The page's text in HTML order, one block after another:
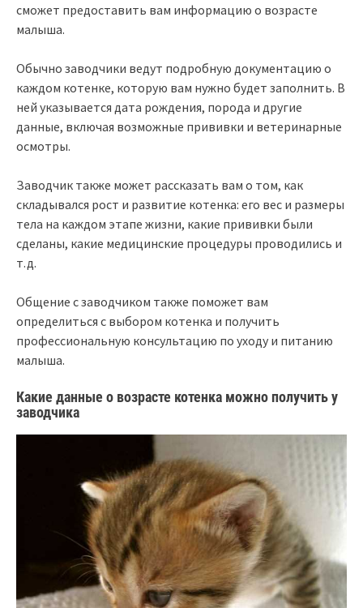
сможет предоставить вам информацию о возрасте
малыша.
Обычно заводчики ведут подробную документацию о
каждом котенке, которую вам нужно будет заполнить. В
ней указывается дата рождения, порода и другие
данные, включая возможные прививки и ветеринарные
осмотры.
Заводчик также может рассказать вам о том, как
складывался рост и развитие котенка: его вес и размеры
тела на каждом этапе жизни, какие прививки были
сделаны, какие медицинские процедуры проводились и
т.д.
Общение с заводчиком также поможет вам
определиться с выбором котенка и получить
профессиональную консультацию по уходу и питанию
малыша.
Какие данные о возрасте котенка можно получить у
заводчика